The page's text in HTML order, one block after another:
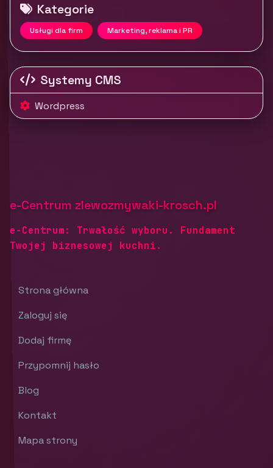
Kategorie
Usługi dla firm Marketing, reklama i PR
Systemy CMS
Wordpress
e-Centrum zlewozmywaki-krosch.pl
e-Centrum: Trwałość wyboru. Fundament
Twojej biznesowej kuchni.
Strona główna
Zaloguj się
Dodaj firmę
Przypomnij hasło
Blog
Kontakt
Mapa strony